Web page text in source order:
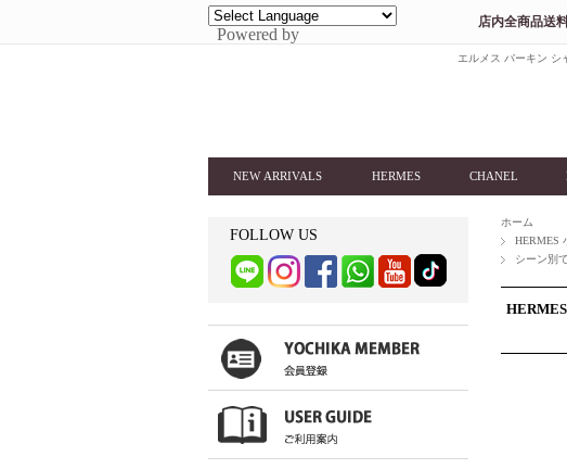
Powered by
店内全商品送
エルメス バーキン シ
NEW ARRIVALS HERMES CHANEL
ホーム
HERMES
シーン別
FOLLOW US